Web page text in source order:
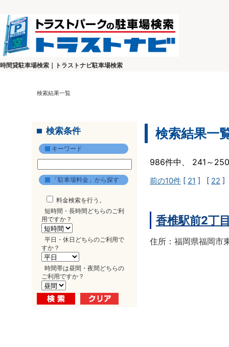
時間貸駐車場検索｜トラストナビ駐車場検索
検索結果一覧
検索条件
キーワード
「駐車場料金」から探す
料金検索を行う。
短時間・長時間どちらのご利
用ですか？
平日・休日どちらのご利用で
すか？
時間帯は昼間・夜間どちらの
ご利用ですか？
検索結果一
986件中、 241～
前の10件 [ 21 ] [ 22 ]
香椎駅前2丁
住所：福岡県福岡市